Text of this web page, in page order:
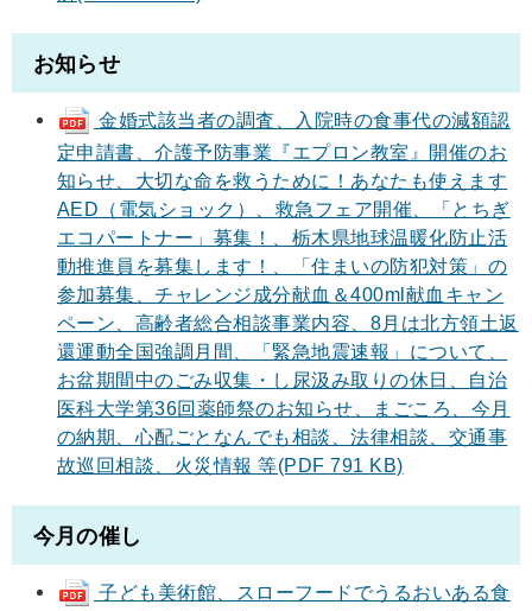
お知らせ
金婚式該当者の調査、入院時の食事代の減額認
定申請書、介護予防事業『エプロン教室』開催のお
知らせ、大切な命を救うために！あなたも使えます
AED（電気ショック）、救急フェア開催、「とちぎ
エコパートナー」募集！、栃木県地球温暖化防止活
動推進員を募集します！、「住まいの防犯対策」の
参加募集、チャレンジ成分献血＆400ml献血キャン
ペーン、高齢者総合相談事業内容、8月は北方領土返
還運動全国強調月間、「緊急地震速報」について、
お盆期間中のごみ収集・し尿汲み取りの休日、自治
医科大学第36回薬師祭のお知らせ、まごころ、今月
の納期、心配ごとなんでも相談、法律相談、交通事
故巡回相談、火災情報 等(PDF 791 KB)
今月の催し
子ども美術館、スローフードでうるおいある食